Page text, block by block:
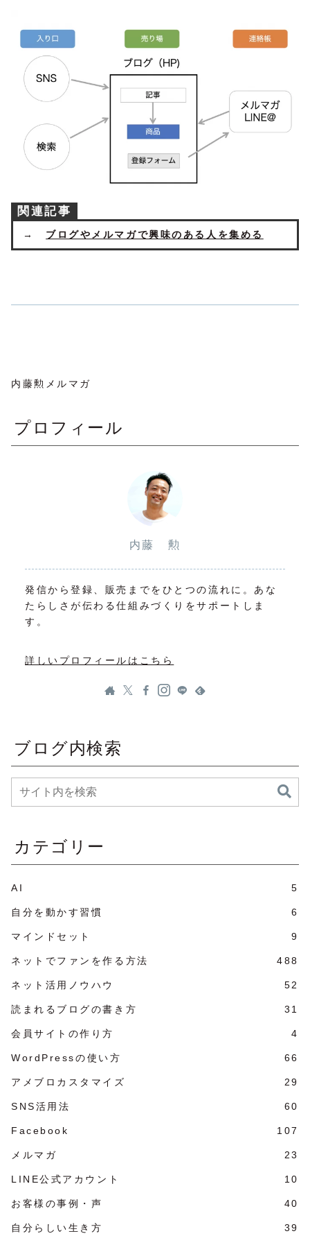
関連記事
→ ブログやメルマガで興味のある人を集める
内藤勲メルマガ
プロフィール
内藤 勲
発信から登録、販売までをひとつの流れに。あな
たらしさが伝わる仕組みづくりをサポートしま
す。
詳しいプロフィールはこちら
ブログ内検索
カテゴリー
AI 5
自分を動かす習慣 6
マインドセット 9
ネットでファンを作る方法 488
ネット活用ノウハウ 52
読まれるブログの書き方 31
会員サイトの作り方 4
WordPressの使い方 66
アメブロカスタマイズ 29
SNS活用法 60
Facebook 107
メルマガ 23
LINE公式アカウント 10
お客様の事例・声 40
自分らしい生き方 39